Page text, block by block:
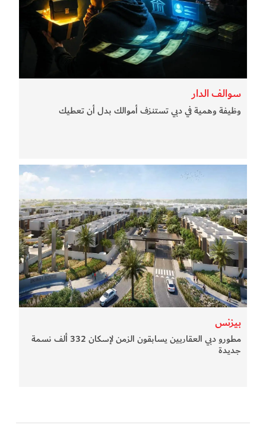
سوالف الدار
وظيفة وهمية في دبي تستنزف أموالك بدل أن تعطيك
بيزنس
مطورو دبي العقاريين يسابقون الزمن لإسكان 332 ألف نسمة
جديدة